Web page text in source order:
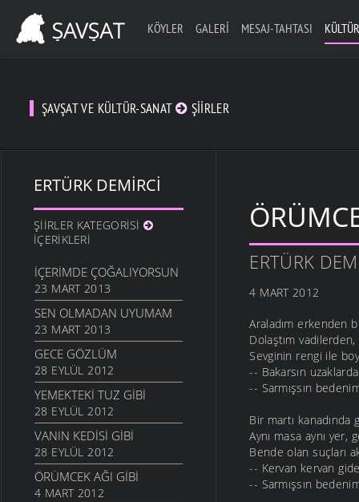
KÖYLER GALERI MESAJ-TAHTASI
ŞAVŞAT VE KÜLTÜR-SANAT ŞIIRLER
ERTÜRK DEMIRCI
ŞIIRLER KATEGORISI
İÇERIKLERI
İÇERIMDE ÇOĞALIYORSUN
23 MART 2013
SEN OLMADAN UYUMAM
23 MART 2013
GECE GÖZLÜM
28 EYLÜL 2012
YEMEKTEKI TUZ GIBI
28 EYLÜL 2012
VANIN KEDISI GIBI
28 EYLÜL 2012
ÖRÜMCEK AĞI GIBI
4 MART 2012
ERTÜRK
4 MART 2012
Araladım erkenden
Dolaştım
Sevginin rengi ile
-- Bakarsın
-- Sarmışsın
Bir martı kanadında
Aynı masa aynı yer,
Bende olan suçları
-- Kervan kervan
-- Sarmışsın